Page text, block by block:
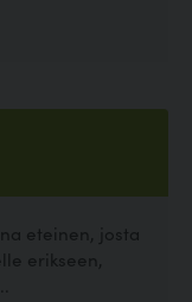
eteinen, josta
erikseen,